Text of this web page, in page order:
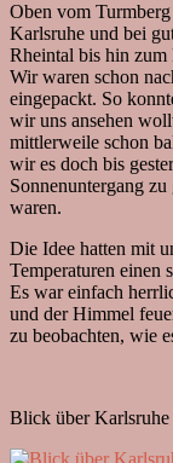
Oben vom
Karlsruhe und bei
Rheintal bis hin zum
Wir waren schon
eingepackt. So
wir uns ansehen
mittlerweile schon
wir es doch bis
Sonnenuntergang
waren.
Die Idee hatten mit
Temperaturen einen
Es war einfach
und der Himmel
zu beobachten, wie
Blick über Karlsruhe